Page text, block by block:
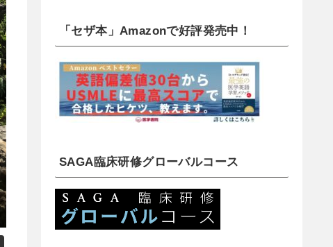
「セザ本」Amazonで好評発売中！
SAGA臨床研修グローバルコース